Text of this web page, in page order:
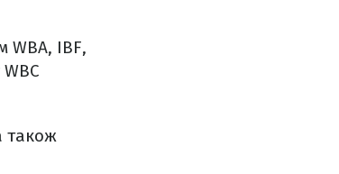
WBA, IBF,
також